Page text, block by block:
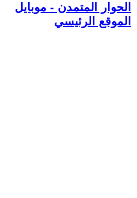
الحوار المتمدن - موبايل
الموقع الرئيسي